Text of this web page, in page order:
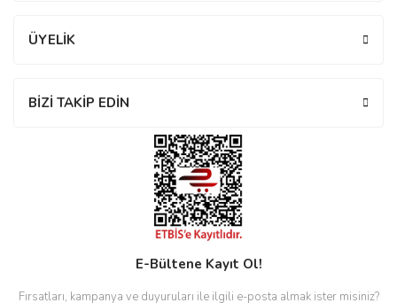
ÜYELİK
BİZİ TAKİP EDİN
E-Bültene Kayıt Ol!
Fırsatları, kampanya ve duyuruları ile ilgili e-posta almak ister misiniz?